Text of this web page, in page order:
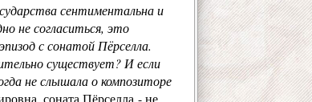
сентиментальна и
не согласиться, это
с сонатой Пёрселла.
существует? И если
не слышала о композиторе
соната Пёрселла - не